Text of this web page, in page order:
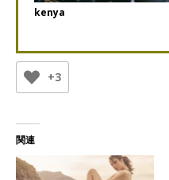
kenya
+3
関連